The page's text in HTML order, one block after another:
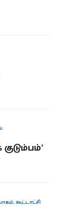
,கூட்டாட்சி